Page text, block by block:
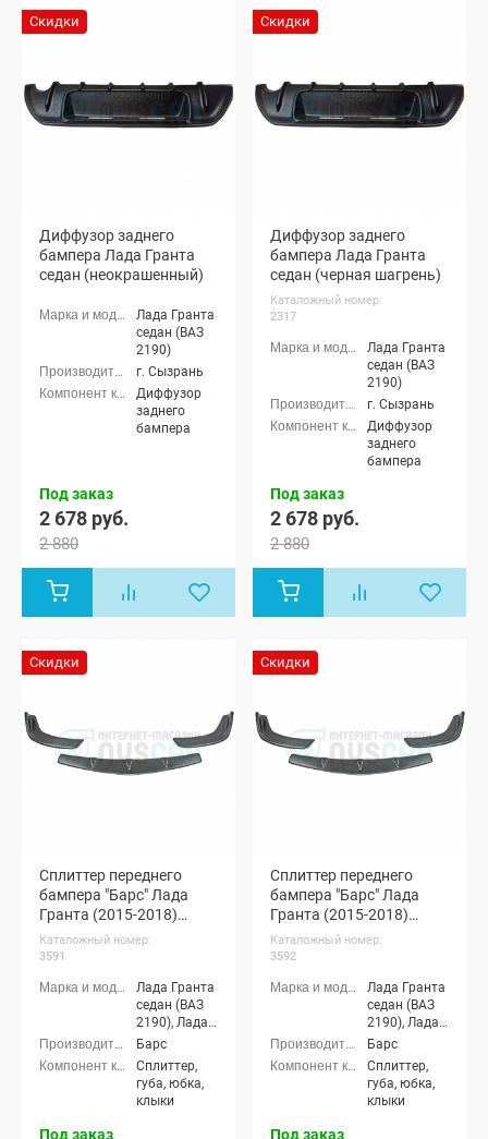
Скидки
Диффузор заднего
бампера Лада Гранта
седан (неокрашенный)
Лада Гранта
седан (ВАЗ
2190)
г. Сызрань
Диффузор
заднего
бампера
Под заказ
2 678 руб.
2 880
Скидки
Диффузор заднего
бампера Лада Гранта
седан (черная шагрень)
Каталожный номер:
2317
Лада Гранта
седан (ВАЗ
2190)
г. Сызрань
Диффузор
заднего
бампера
Под заказ
2 678 руб.
2 880
Скидки
Сплиттер переднего
бампера "Барс" Лада
Гранта (2015-2018)
(неокрашенный)
Каталожный номер:
3591
Лада Гранта
седан (ВАЗ
2190), Лада
Гранта
лифтбек
(ВАЗ 2191)
Барс
Сплиттер,
губа, юбка,
клыки
Под заказ
Скидки
Сплиттер переднего
бампера "Барс" Лада
Гранта (2015-2018)
(черная шагрень)
Каталожный номер:
3592
Лада Гранта
седан (ВАЗ
2190), Лада
Гранта
лифтбек
(ВАЗ 2191)
Барс
Сплиттер,
губа, юбка,
клыки
Под заказ